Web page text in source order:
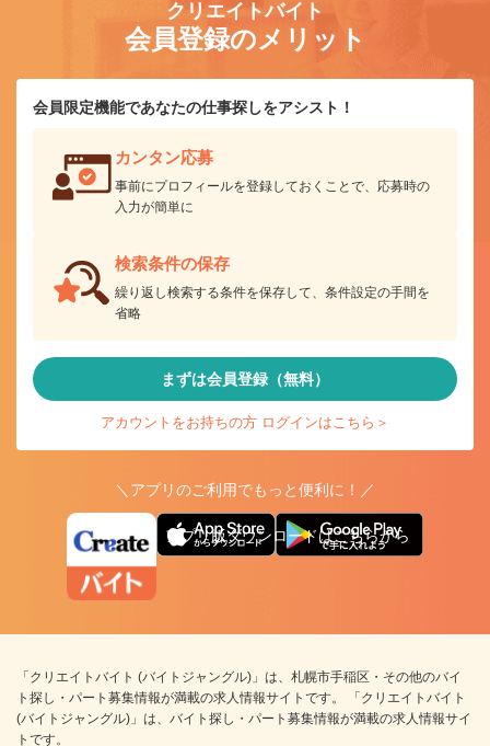
クリエイトバイト
会員登録のメリット
会員限定機能であなたの仕事探しをアシスト！
カンタン応募
事前にプロフィールを登録しておくことで、応募時の
入力が簡単に
検索条件の保存
繰り返し検索する条件を保存して、条件設定の手間を
省略
まずは会員登録（無料）
アカウントをお持ちの方 ログインはこちら＞
＼アプリのご利用でもっと便利に！／
アプリ版ダウンロードはこちらから
「クリエイトバイト (バイトジャングル)」は、札幌市手稲区・その他のバイ
ト探し・パート募集情報が満載の求人情報サイトです。 「クリエイトバイト
(バイトジャングル)」は、バイト探し・パート募集情報が満載の求人情報サイ
トです。